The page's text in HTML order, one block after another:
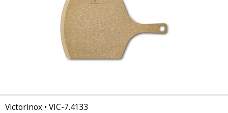
Victorinox • VIC-7.4133